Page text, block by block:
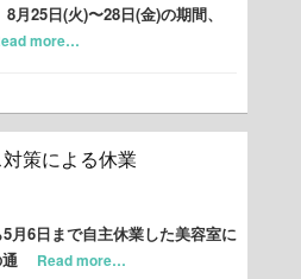
月25日(火)〜28日(金)の期間、
more…
策による休業
月6日まで自主休業した美容室に
Read more…